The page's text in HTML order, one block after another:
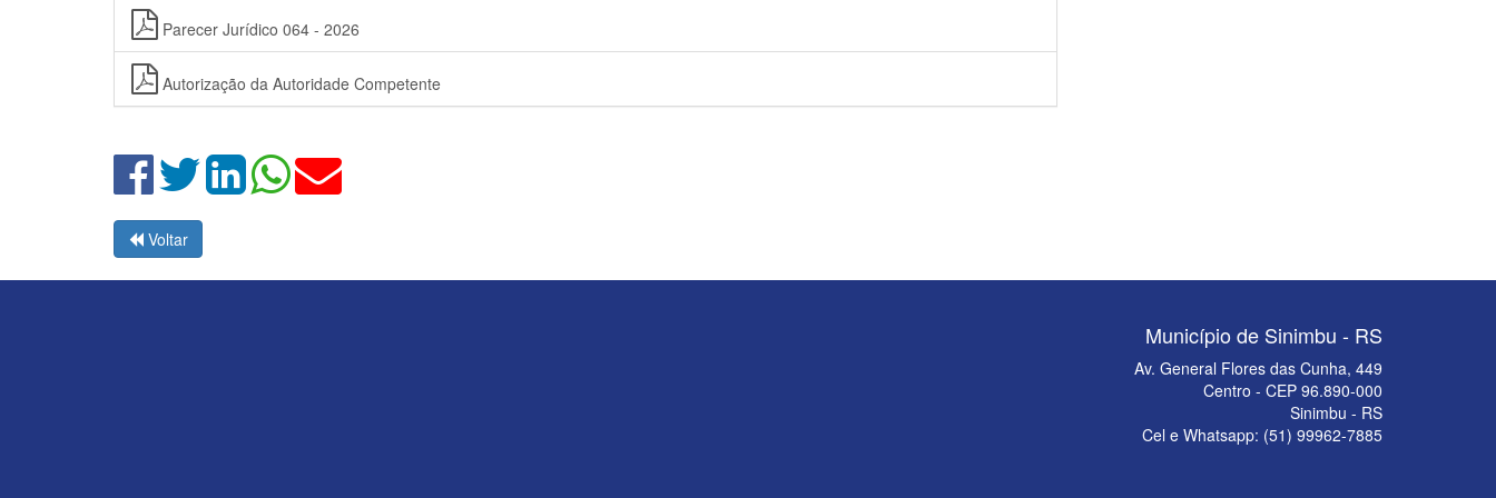
Parecer Jurídico 064 - 2026
Autorização da Autoridade Competente
Voltar
Município de Sinimbu - RS
Av. General Flores das Cunha, 449
Centro - CEP 96.890-000
Sinimbu - RS
Cel e Whatsapp: (51) 99962-7885